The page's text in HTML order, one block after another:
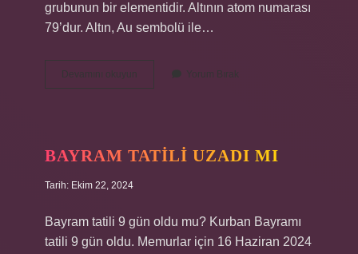
grubunun bir elementidir. Altının atom numarası
79’dur. Altın, Au sembolü ile…
Devamını okuyun
Ayar
Yorum Bırak
BAYRAM TATILI UZADI MI
Tarih: Ekim 22, 2024
Bayram tatili 9 gün oldu mu? Kurban Bayramı
tatili 9 gün oldu. Memurlar için 16 Haziran 2024